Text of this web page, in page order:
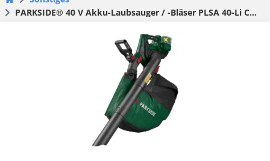
PARKSIDE® 40 V Akku-Laubsauger / -Bläser PLSA 40-Li C2« für 70,94€ (statt 150€)